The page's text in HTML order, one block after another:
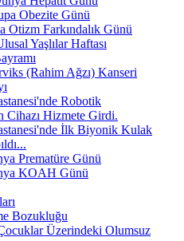
Obezite Günü
Otizm Farkındalık Günü
Yaşlılar Haftası
(Rahim Ağzı) Kanseri
Robotik
Cihazı Hizmete Girdi.
İlk Biyonik Kulak
Prematüre Günü
KOAH Günü
Bozukluğu
Üzerindeki Olumsuz